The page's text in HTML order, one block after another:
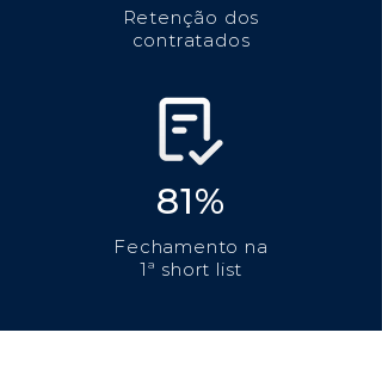
Retenção dos
contratados
81%
Fechamento na
1ª short list